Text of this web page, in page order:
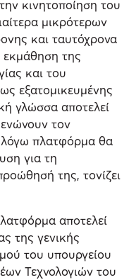
κινητοποίηση του
μικρότερων
και ταυτόχρονα
εκμάθηση της
και του
εξατομικευμένης
γλώσσα αποτελεί
τον
λόγω πλατφόρμα θα
για τη
της, τονίζει
αποτελεί
της γενικής
του υπουργείου
Τεχνολογιών του